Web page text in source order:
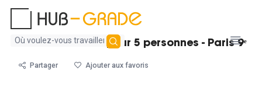
Aucun
trouvé
Bureau lumineux pour 5 personnes - Paris 9ᵉ
Partager Ajouter aux favoris